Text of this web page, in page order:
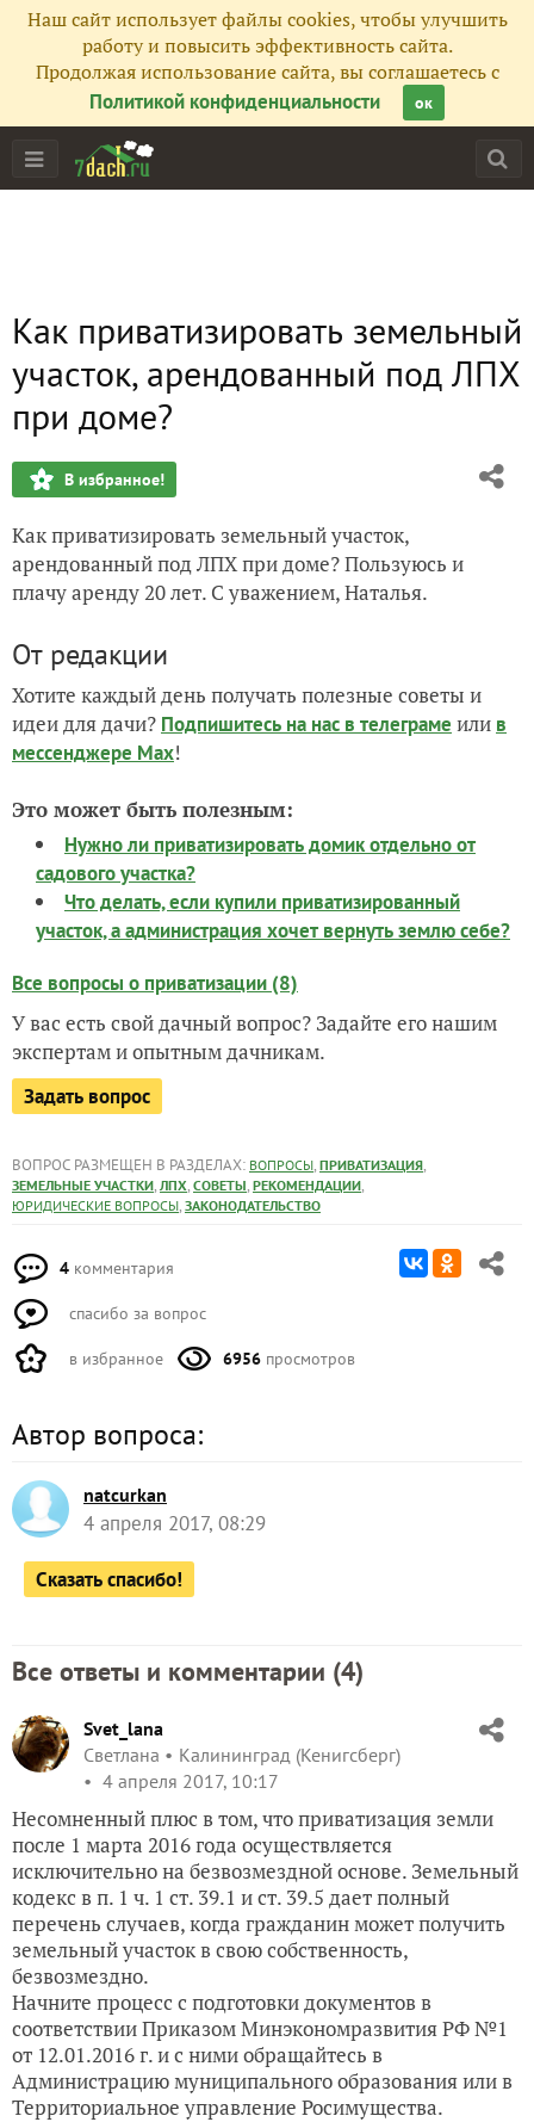
Наш сайт использует файлы cookies, чтобы улучшить
работу и повысить эффективность сайта.
Продолжая использование сайта, вы соглашаетесь с
Политикой конфиденциальности
ок
Как приватизировать земельный
участок, арендованный под ЛПХ
при доме?
В избранное!
Как приватизировать земельный участок,
арендованный под ЛПХ при доме? Пользуюсь и
плачу аренду 20 лет. С уважением, Наталья.
От редакции
Хотите каждый день получать полезные советы и
идеи для дачи? Подпишитесь на нас в телеграме или в
мессенджере Max!
Это может быть полезным:
Нужно ли приватизировать домик отдельно от
садового участка?
Что делать, если купили приватизированный
участок, а администрация хочет вернуть землю себе?
Все вопросы о приватизации (8)
У вас есть свой дачный вопрос? Задайте его нашим
экспертам и опытным дачникам.
Задать вопрос
ВОПРОС РАЗМЕЩЕН В РАЗДЕЛАХ: ВОПРОСЫ, ПРИВАТИЗАЦИЯ,
ЗЕМЕЛЬНЫЕ УЧАСТКИ, ЛПХ, СОВЕТЫ, РЕКОМЕНДАЦИИ,
ЮРИДИЧЕСКИЕ ВОПРОСЫ, ЗАКОНОДАТЕЛЬСТВО
4 комментария
спасибо за вопрос
в избранное 6956 просмотров
Автор вопроса:
natcurkan
4 апреля 2017, 08:29
Сказать спасибо!
Все ответы и комментарии (4)
Svet_lana
Светлана
Калининград (Кенигсберг)
4 апреля 2017, 10:17
Несомненный плюс в том, что приватизация земли
после 1 марта 2016 года осуществляется
исключительно на безвозмездной основе. Земельный
кодекс в п. 1 ч. 1 ст. 39.1 и ст. 39.5 дает полный
перечень случаев, когда гражданин может получить
земельный участок в свою собственность,
безвозмездно.
Начните процесс с подготовки документов в
соответствии Приказом Минэкономразвития РФ №1
от 12.01.2016 г. и с ними обращайтесь в
Администрацию муниципального образования или в
Территориальное управление Росимущества.